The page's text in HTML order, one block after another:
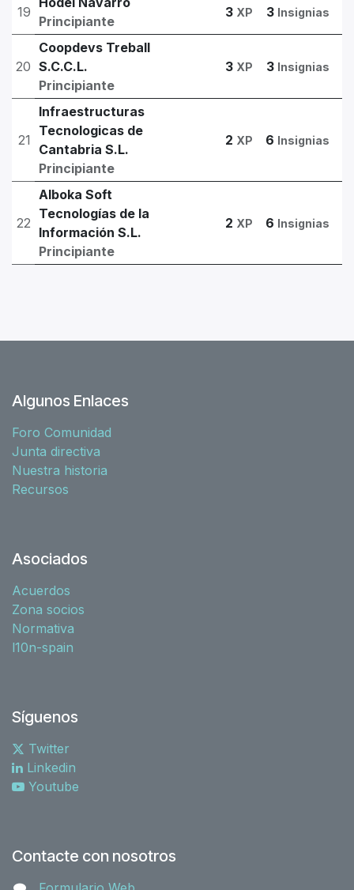
19
Principiante
3 XP 3 Insignias
20
Coopdevs Treball
S.C.C.L.
Principiante
3 XP 3 Insignias
21
Infraestructuras
Tecnologicas de
Cantabria S.L.
Principiante
2 XP 6 Insignias
22
Alboka Soft
Tecnologías de la
Información S.L.
Principiante
2 XP 6 Insignias
Algunos Enlaces
Foro Comunidad
Junta directiva
Nuestra historia
Recursos
Asociados
Acuerdos
Zona socios
Normativa
l10n-spain
Síguenos
Twitter
Linkedin
Youtube
Contacte con nosotros